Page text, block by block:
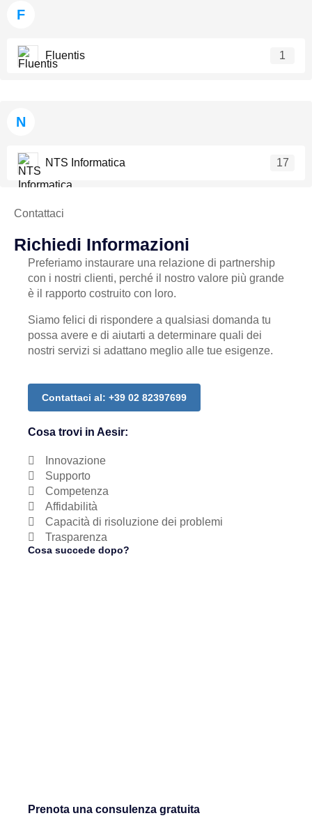
F
Fluentis 1
N
NTS Informatica 17
Contattaci
Richiedi Informazioni
Preferiamo instaurare una relazione di partnership
con i nostri clienti, perché il nostro valore più grande
è il rapporto costruito con loro.
Siamo felici di rispondere a qualsiasi domanda tu
possa avere e di aiutarti a determinare quali dei
nostri servizi si adattano meglio alle tue esigenze.
Contattaci al: +39 02 82397699
Cosa trovi in Aesir:
Innovazione
Supporto
Competenza
Affidabilità
Capacità di risoluzione dei problemi
Trasparenza
Cosa succede dopo?
Prenota una consulenza gratuita